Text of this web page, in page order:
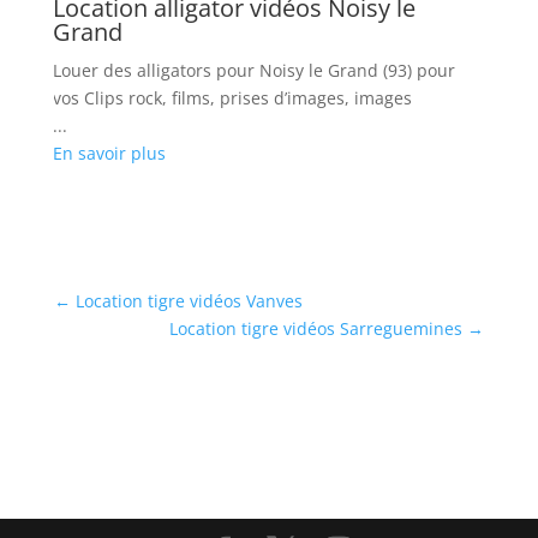
Location alligator vidéos Noisy le
Grand
Louer des alligators pour Noisy le Grand (93) pour
vos Clips rock, films, prises d’images, images
...
En savoir plus
← Location tigre vidéos Vanves
Location tigre vidéos Sarreguemines →